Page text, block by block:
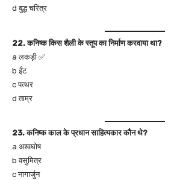
d बुद्ध चरित्र
22. कनिष्क किस शैली के स्तूप का निर्माण करवाया था?
a लकड़ी ✅
b ईंट
c पत्थर
d ताम्र
23. कनिष्क काल के प्रधान साहित्यकार कौन थे?
a अश्वघोष
b वसुमित्र
c नागार्जुन